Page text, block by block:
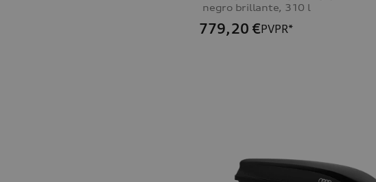
negro brillante, 310 l
779,20 €PVPR*